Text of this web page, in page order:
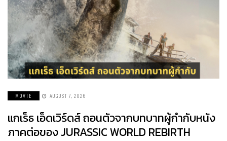
MOVIE AUGUST 7, 2026
แกเร็ธ เอ็ดเวิร์ดส์ ถอนตัวจากบทบาทผู้กำกับหนัง
ภาคต่อของ JURASSIC WORLD REBIRTH